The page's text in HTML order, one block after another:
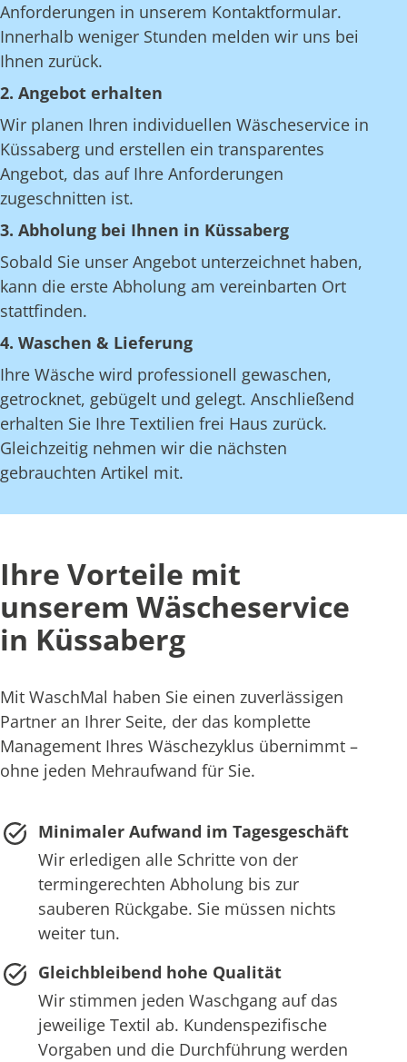
Anforderungen in unserem Kontaktformular.
Innerhalb weniger Stunden melden wir uns bei
Ihnen zurück.
2. Angebot erhalten
Wir planen Ihren individuellen Wäscheservice in
Küssaberg und erstellen ein transparentes
Angebot, das auf Ihre Anforderungen
zugeschnitten ist.
3. Abholung bei Ihnen in Küssaberg
Sobald Sie unser Angebot unterzeichnet haben,
kann die erste Abholung am vereinbarten Ort
stattfinden.
4. Waschen & Lieferung
Ihre Wäsche wird professionell gewaschen,
getrocknet, gebügelt und gelegt. Anschließend
erhalten Sie Ihre Textilien frei Haus zurück.
Gleichzeitig nehmen wir die nächsten
gebrauchten Artikel mit.
Ihre Vorteile mit
unserem Wäscheservice
in Küssaberg
Mit WaschMal haben Sie einen zuverlässigen
Partner an Ihrer Seite, der das komplette
Management Ihres Wäschezyklus übernimmt –
ohne jeden Mehraufwand für Sie.
Minimaler Aufwand im Tagesgeschäft
Wir erledigen alle Schritte von der
termingerechten Abholung bis zur
sauberen Rückgabe. Sie müssen nichts
weiter tun.
Gleichbleibend hohe Qualität
Wir stimmen jeden Waschgang auf das
jeweilige Textil ab. Kundenspezifische
Vorgaben und die Durchführung werden